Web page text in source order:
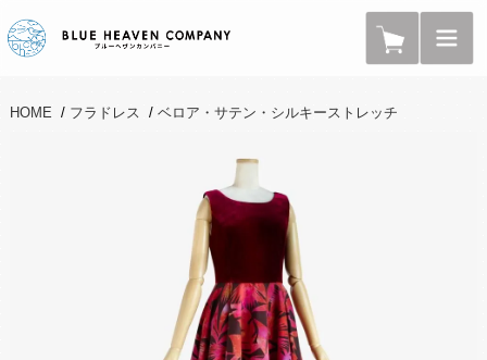
HOME / フラドレス / ベロア・サテン・シルキーストレッチ